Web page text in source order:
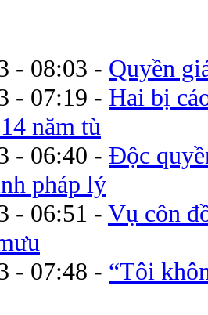
- 08:03 - Quyền
- 07:19 - Hai bị
năm tù
- 06:40 - Độc
pháp lý
- 06:51 - Vụ côn
- 07:48 - “Tôi